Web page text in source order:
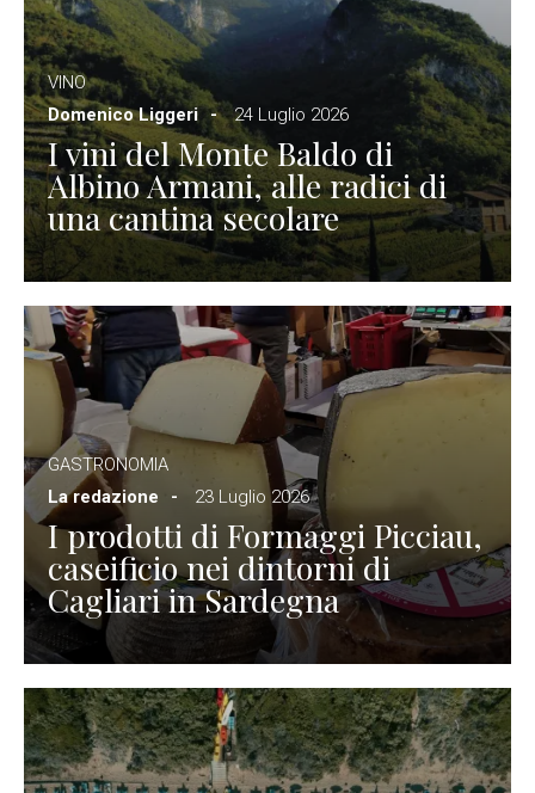
VINO
Domenico Liggeri
24 Luglio 2026
I vini del Monte Baldo di
Albino Armani, alle radici di
una cantina secolare
GASTRONOMIA
La redazione
23 Luglio 2026
I prodotti di Formaggi Picciau,
caseificio nei dintorni di
Cagliari in Sardegna